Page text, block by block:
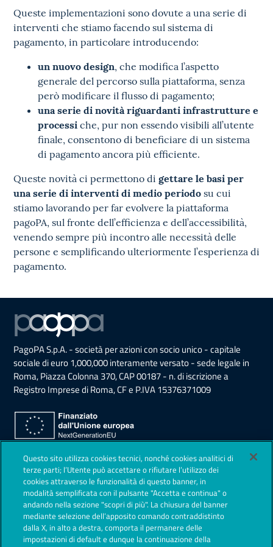
Queste implementazioni sono dovute a una serie di
interventi che stiamo facendo sul sistema di
pagamento, in particolare introducendo:
un nuovo design, che modifica l’aspetto
generale del percorso sulla piattaforma, senza
però modificare il flusso di pagamento;
una serie di novità riguardanti infrastrutture e
processi che, pur non essendo visibili all’utente
finale, consentono di beneficiare di un sistema
di pagamento ancora più efficiente.
Queste novità ci permettono di gettare le basi per
una serie di interventi di medio periodo su cui
stiamo lavorando per far evolvere la piattaforma
pagoPA, sul fronte dell’efficienza e dell’accessibilità,
venendo sempre più incontro alle necessità delle
persone e semplificando ulteriormente l’esperienza di
pagamento.
PagoPA S.p.A. - società per azioni con socio unico - capitale
sociale di euro 1,000,000 interamente versato - sede legale in
Roma, Piazza Colonna 370, CAP 00187 - n. di iscrizione a
Registro Imprese di Roma, CF e P.IVA 15376371009
Sezione Link Utili
Privacy Policy
Note legali
Contestazioni
Società Trasparente
Questo sito utilizza cookies tecnici, nonché cookies analitici di
terze parti; l’Utente può accettare o rifiutare l’utilizzo dei
cookies attraverso le funzionalità di questo banner, in
modalità semplificata con il pulsante "Accetta e continua" o
andando nella sezione "scopri di più". La chiusura del banner
mediante selezione dell’apposito comando contraddistinto
dalla X, in alto a destra, comporta il permanere delle
impostazioni di default e dunque la continuazione della